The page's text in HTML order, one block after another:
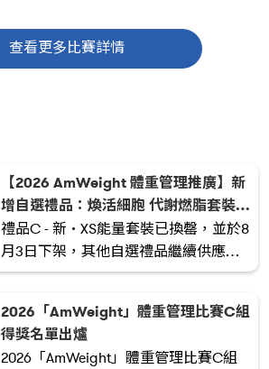
查看更多比賽詳情
【2026 AmWeight 體重管理推廣】新
增自選禮品：煥活細胞 代謝燃脂套裝
🎁6月24日早上10時30分起推出 ！
禮品C - 新·XS能量套裝已換罄，並於8
月3日下架，其他自選禮品繼續供應！
謝謝支持！
2026「AmWeight」體重管理比賽C組
得獎名單出爐
2026「AmWeight」體重管理比賽C組